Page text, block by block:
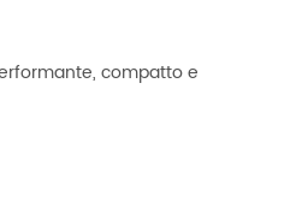
compatto e